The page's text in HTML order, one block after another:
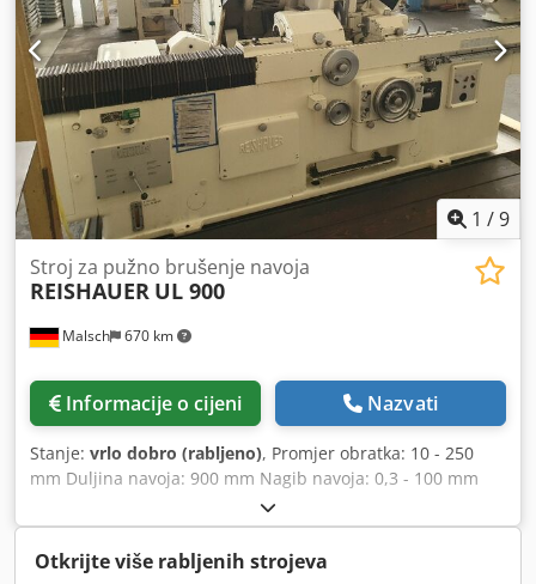
1 /9
Malsch 670 km
Stroj za pužno brušenje navoja
REISHAUER UL 900
Informacije o cijeni Nazvati
Stanje: vrlo dobro (rabljeno), Promjer obratka: 10 - 250
mm Duljina navoja: 900 mm Nagib navoja: 0,3 - 100 mm
Brzine vretena: 72 / 1700 - 2540 okr/min Konusni podbrus:
0,03 - 8 mm Maksimalna duljina stezanja: 1190 mm Modul
maks.: 10 Brzine obratka: 0,4 - 160 okr/min Ukupna snaga:
13 kW Djdpfx Aeyb S Rioi Njkr Težina stroja cca 7,4 t
Otkrijte više rabljenih strojeva